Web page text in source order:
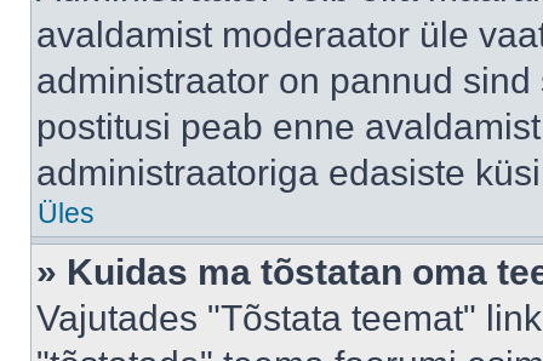
avaldamist moderaator üle
administraator on pannud
postitusi peab enne
administraatoriga edasiste
Üles
» Kuidas ma tõstatan oma
Vajutades "Tõstata teemat"